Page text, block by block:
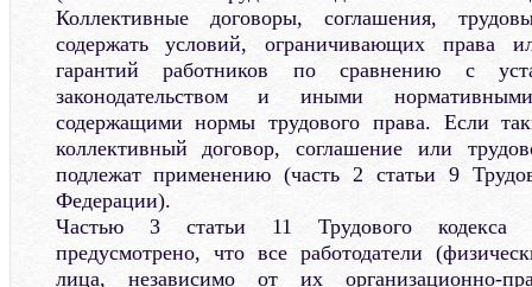
Коллективные договоры, соглашения,
содержать условий, ограничивающих права
гарантий работников по сравнению с
законодательством и иными
содержащими нормы трудового права. Если
коллективный договор, соглашение или
подлежат применению (часть 2 статьи 9
Федерации).
Частью 3 статьи 11 Трудового кодекса
предусмотрено, что все работодатели
лица, независимо от их организационно-